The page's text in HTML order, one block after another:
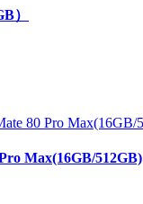
）
Max(16GB/512GB)